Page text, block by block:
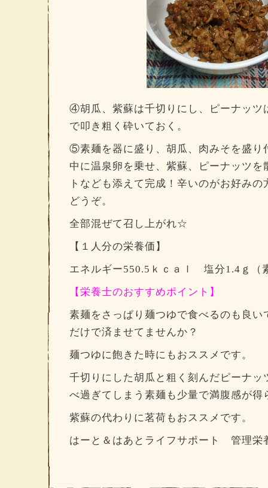
④胡瓜、紫蘇は千切りにし、ピーナッツ
で叩き粗く砕いておく。
⑤素麺を器に盛り、胡瓜、肉みそを盛り
中に温泉卵を乗せ、紫蘇、ピーナッツを
トなども添えて完成！辛いのがお好み
どうぞ。
全部混ぜて召し上がれ☆
【１人分の栄養価】
エネルギー550.5ｋｃａｌ 塩分1.4ｇ（
【栄養士のおすすめポイント】
素麺をさっぱり麺つゆで食べるのも良い
だけで済ませてませんか？
麺つゆに飽きた時にもおススメです。
千切りにした胡瓜と粗く刻んだピーナッ
べ過ぎてしまう素麺も少量で満腹感が得
紫蘇の代わりに茗荷もおススメです。
はーと＆はあとライフサポート 管理